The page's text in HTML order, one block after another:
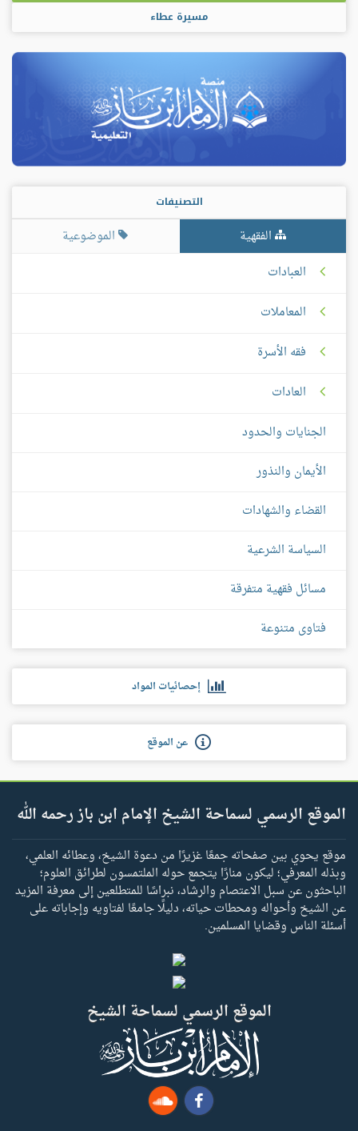
مسيرة عطاء
التصنيفات
الفقهية
الموضوعية
العبادات
المعاملات
فقه الأسرة
العادات
الجنايات والحدود
الأيمان والنذور
القضاء والشهادات
السياسة الشرعية
مسائل فقهية متفرقة
فتاوى متنوعة
إحصائيات المواد
عن الموقع
الموقع الرسمي لسماحة الشيخ الإمام ابن باز رحمه الله
موقع يحوي بين صفحاته جمعًا غزيرًا من دعوة الشيخ، وعطائه العلمي،
وبذله المعرفي؛ ليكون منارًا يتجمع حوله الملتمسون لطرائق العلوم؛
الباحثون عن سبل الاعتصام والرشاد، نبراسًا للمتطلعين إلى معرفة المزيد
عن الشيخ وأحواله ومحطات حياته، دليلًا جامعًا لفتاويه وإجاباته على
أسئلة الناس وقضايا المسلمين.
الموقع الرسمي لسماحة الشيخ